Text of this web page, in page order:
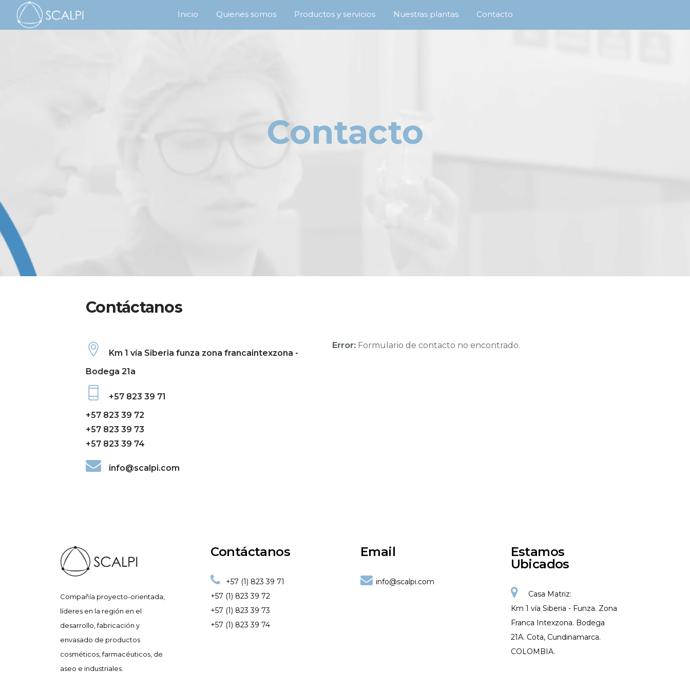
Inicio Quienes somos Productos y servicios Nuestras plantas Contacto
Contacto
Contáctanos
Km 1 vía Siberia funza zona francaintexzona -
Bodega 21a
+57 823 39 71
+57 823 39 72
+57 823 39 73
+57 823 39 74
info@scalpi.com
Error: Formulario de contacto no encontrado.
Compañía proyecto-orientada,
líderes en la región en el
desarrollo, fabricación y
envasado de productos
cosméticos, farmacéuticos, de
aseo e industriales.
Contáctanos
+57 (1) 823 39 71
+57 (1) 823 39 72
+57 (1) 823 39 73
+57 (1) 823 39 74
Email
info@scalpi.com
Estamos
Ubicados
Casa Matriz:
Km 1 vía Siberia - Funza. Zona
Franca Intexzona. Bodega
21A. Cota, Cundinamarca.
COLOMBIA.